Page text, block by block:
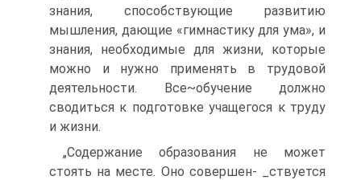
знания, способствующие развитию
мышления, дающие «гимнастику для ума», и
знания, необходимые для жизни, которые
можно и нужно применять в трудовой
деятельности. Все~обучение должно
сводиться к подготовке учащегося к труду
и жизни.
„Содержание образования не может
стоять на месте. Оно совершен- _ствуется